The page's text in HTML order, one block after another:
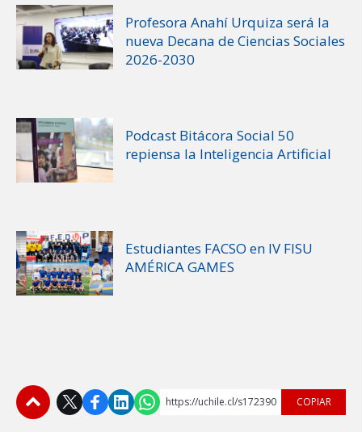
Profesora Anahí Urquiza será la
nueva Decana de Ciencias Sociales
2026-2030
Podcast Bitácora Social 50
repiensa la Inteligencia Artificial
Estudiantes FACSO en IV FISU
AMÉRICA GAMES
https://uchile.cl/s172390 COPIAR